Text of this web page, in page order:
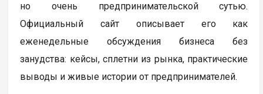
но очень предпринимательской сутью.
Официальный сайт описывает его как
еженедельные обсуждения бизнеса без
занудства: кейсы, сплетни из рынка, практические
выводы и живые истории от предпринимателей.